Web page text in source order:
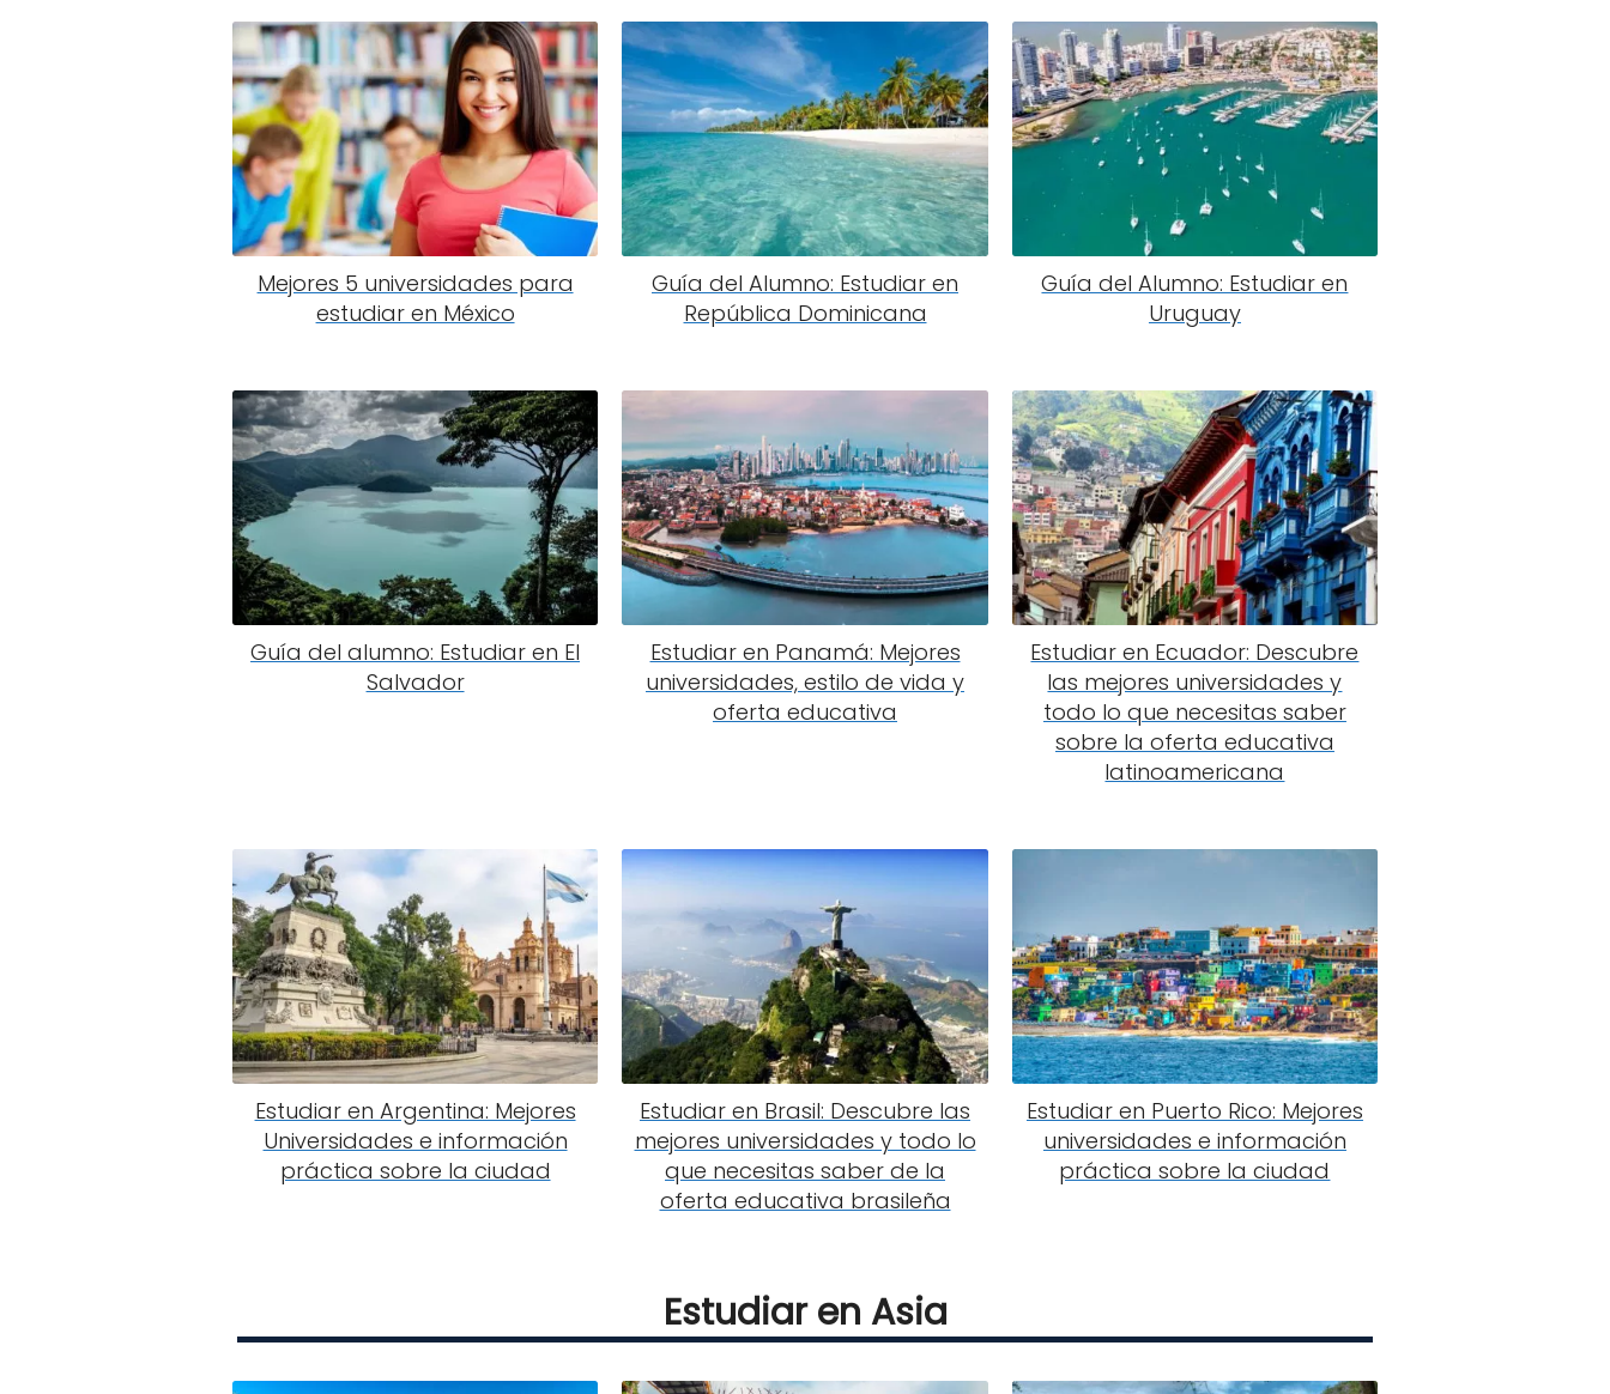
Mejores 5 universidades para
estudiar en México
Guía del Alumno: Estudiar en
República Dominicana
Guía del Alumno: Estudiar en
Uruguay
Guía del alumno: Estudiar en El
Salvador
Estudiar en Panamá: Mejores
universidades, estilo de vida y
oferta educativa
Estudiar en Ecuador: Descubre
las mejores universidades y
todo lo que necesitas saber
sobre la oferta educativa
latinoamericana
Estudiar en Argentina: Mejores
Universidades e información
práctica sobre la ciudad
Estudiar en Brasil: Descubre las
mejores universidades y todo lo
que necesitas saber de la
oferta educativa brasileña
Estudiar en Puerto Rico: Mejores
universidades e información
práctica sobre la ciudad
Estudiar en Asia